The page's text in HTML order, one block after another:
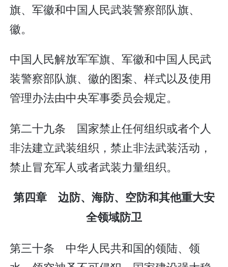
旗、军徽和中国人民武装警察部队旗、
徽。
中国人民解放军军旗、军徽和中国人民武
装警察部队旗、徽的图案、样式以及使用
管理办法由中央军事委员会规定。
第二十九条 国家禁止任何组织或者个人
非法建立武装组织，禁止非法武装活动，
禁止冒充军人或者武装力量组织。
第四章 边防、海防、空防和其他重大安
全领域防卫
第三十条 中华人民共和国的领陆、领